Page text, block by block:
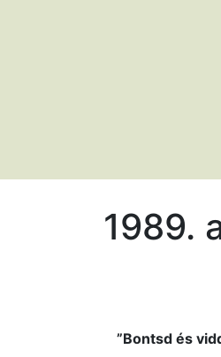
1989.
”Bontsd és